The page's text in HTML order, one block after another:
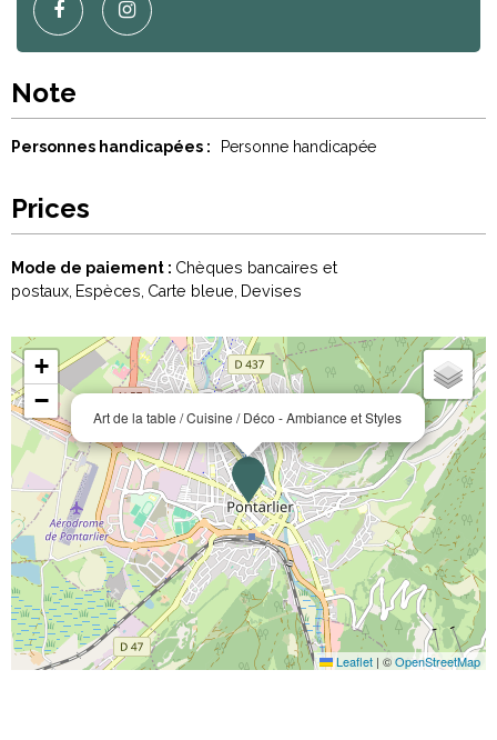
Note
Personnes handicapées : Personne handicapée
Prices
Mode de paiement : Chèques bancaires et
postaux Espèces Carte bleue Devises
Art de la table / Cuisine / Déco - Ambiance et Styles
+
−
Leaflet | ©OpenStreetMap